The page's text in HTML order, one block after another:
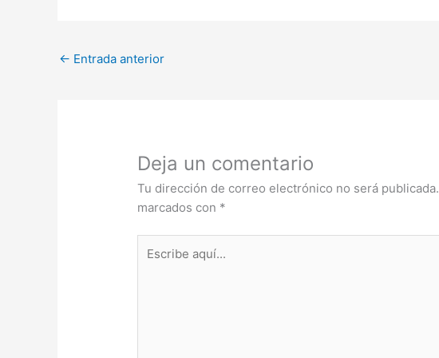
← Entrada anterior
Deja un comentario
Tu dirección de correo electrónico no será publicada.
marcados con *
aquí...